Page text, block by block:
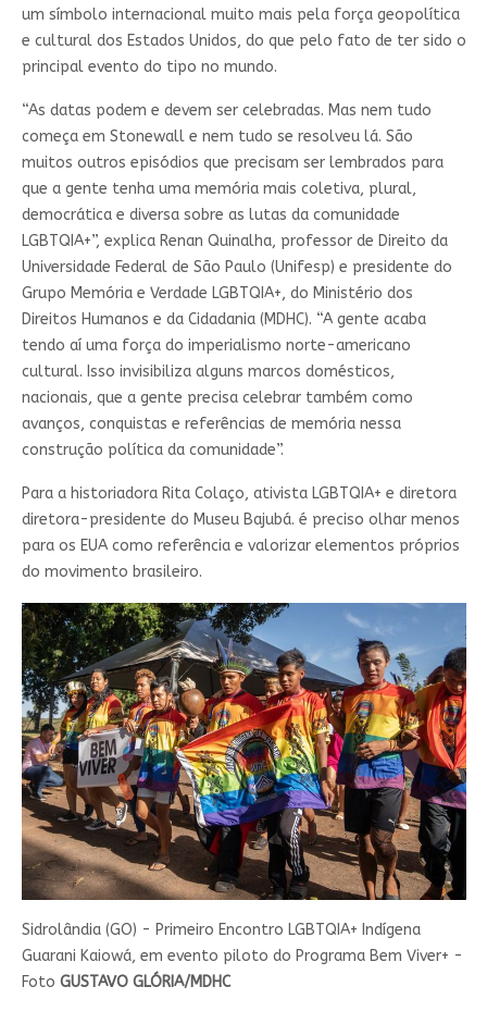
um símbolo internacional muito mais pela força geopolítica
e cultural dos Estados Unidos, do que pelo fato de ter sido o
principal evento do tipo no mundo.
“As datas podem e devem ser celebradas. Mas nem tudo
começa em Stonewall e nem tudo se resolveu lá. São
muitos outros episódios que precisam ser lembrados para
que a gente tenha uma memória mais coletiva, plural,
democrática e diversa sobre as lutas da comunidade
LGBTQIA+”, explica Renan Quinalha, professor de Direito da
Universidade Federal de São Paulo (Unifesp) e presidente do
Grupo Memória e Verdade LGBTQIA+, do Ministério dos
Direitos Humanos e da Cidadania (MDHC). “A gente acaba
tendo aí uma força do imperialismo norte-americano
cultural. Isso invisibiliza alguns marcos domésticos,
nacionais, que a gente precisa celebrar também como
avanços, conquistas e referências de memória nessa
construção política da comunidade”.
Para a historiadora Rita Colaço, ativista LGBTQIA+ e diretora
diretora-presidente do Museu Bajubá. é preciso olhar menos
para os EUA como referência e valorizar elementos próprios
do movimento brasileiro.
Sidrolândia (GO) - Primeiro Encontro LGBTQIA+ Indígena
Guarani Kaiowá, em evento piloto do Programa Bem Viver+ -
Foto GUSTAVO GLÓRIA/MDHC